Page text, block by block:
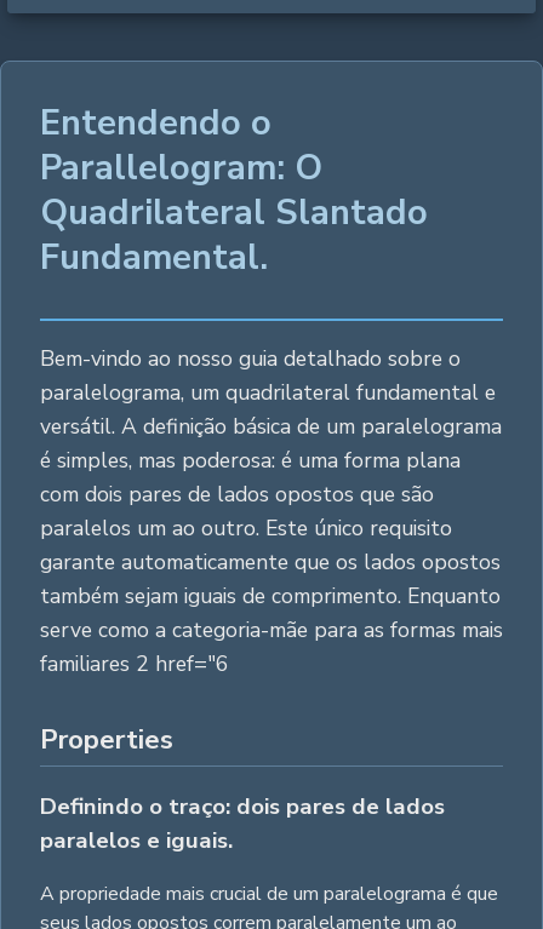
Entendendo o
Parallelogram: O
Quadrilateral Slantado
Fundamental.
Bem-vindo ao nosso guia detalhado sobre o
paralelograma, um quadrilateral fundamental e
versátil. A definição básica de um paralelograma
é simples, mas poderosa: é uma forma plana
com dois pares de lados opostos que são
paralelos um ao outro. Este único requisito
garante automaticamente que os lados opostos
também sejam iguais de comprimento. Enquanto
serve como a categoria-mãe para as formas mais
familiares 2 href="6
Properties
Definindo o traço: dois pares de lados
paralelos e iguais.
A propriedade mais crucial de um paralelograma é que
seus lados opostos correm paralelamente um ao